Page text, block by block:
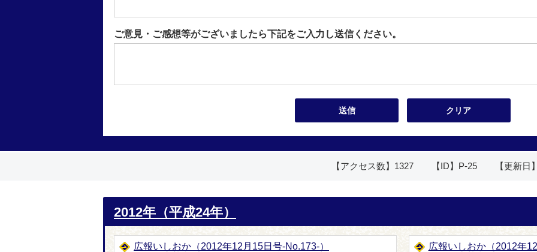
ご意見・ご感想等がございましたら下記をご入力し送信ください。
【アクセス数】 1327 【ID】 P-25 【更新日
2012年（平成24年）
広報いしおか（2012年12月15日号-No.173-） 広報いしおか（2012年